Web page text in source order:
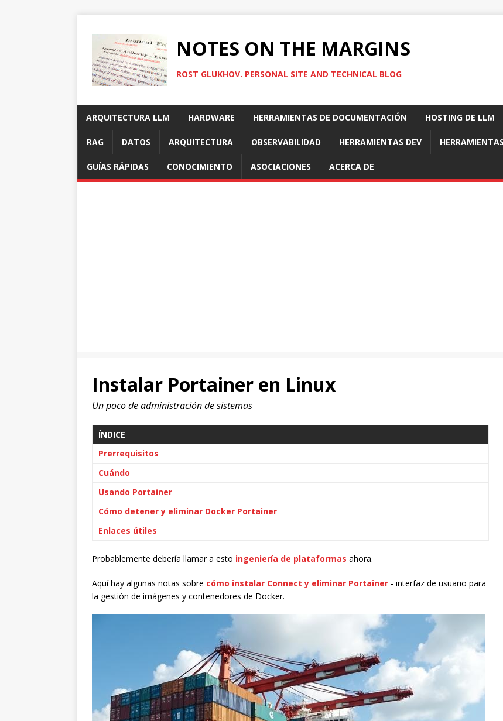
NOTES ON THE MARGINS
ROST GLUKHOV. PERSONAL SITE AND TECHNICAL BLOG
ARQUITECTURA LLM HARDWARE HERRAMIENTAS DE DOCUMENTACIÓN HOSTING DE LLM
RAG DATOS ARQUITECTURA OBSERVABILIDAD HERRAMIENTAS DEV
GUÍAS RÁPIDAS CONOCIMIENTO ASOCIACIONES ACERCA DE
Instalar Portainer en Linux
Un poco de administración de sistemas
ÍNDICE
Prerrequisitos
Cuándo
Usando Portainer
Cómo detener y eliminar Docker Portainer
Enlaces útiles
Probablemente debería llamar a esto ingeniería de plataformas ahora.
Aquí hay algunas notas sobre cómo instalar Connect y eliminar Portainer - interfaz de usuario para
la gestión de imágenes y contenedores de Docker.